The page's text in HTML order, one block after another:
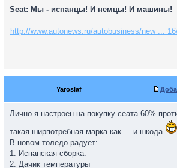
Seat: Мы - испанцы! И немцы! И машины!
http://www.autonews.ru/autobusiness/new ...
Yaroslaf
Лично я настроен на покупку сеата 60%
такая ширпотребная марка как ... и шкода
В новом толедо радует:
1. Испанская сборка.
2. Дачик температуры